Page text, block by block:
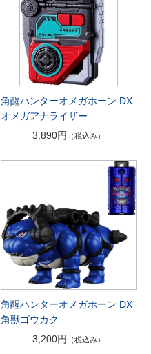
角醒ハンターオメガホーン DX
オメガアナライザー
3,890円
（税込み）
角醒ハンターオメガホーン DX
角獣ゴウカク
3,200円
（税込み）